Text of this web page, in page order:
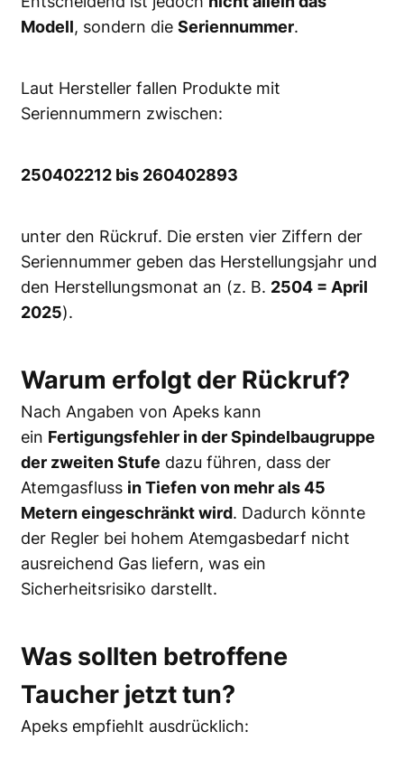
Modell, sondern die Seriennummer.
Laut Hersteller fallen Produkte mit
Seriennummern zwischen:
250402212 bis 260402893
unter den Rückruf. Die ersten vier Ziffern der
Seriennummer geben das Herstellungsjahr und
den Herstellungsmonat an (z. B. 2504 = April
2025).
Warum erfolgt der Rückruf?
Nach Angaben von Apeks kann
ein Fertigungsfehler in der Spindelbaugruppe
der zweiten Stufe dazu führen, dass der
Atemgasfluss in Tiefen von mehr als 45
Metern eingeschränkt wird. Dadurch könnte
der Regler bei hohem Atemgasbedarf nicht
ausreichend Gas liefern, was ein
Sicherheitsrisiko darstellt.
Was sollten betroffene
Taucher jetzt tun?
Apeks empfiehlt ausdrücklich: